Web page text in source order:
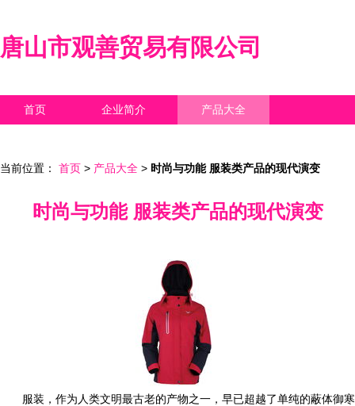
唐山市观善贸易有限公司
首页 企业简介 产品大全
当前位置： 首页 > 产品大全 > 时尚与功能 服装类产品的现代演变
时尚与功能 服装类产品的现代演变
服装，作为人类文明最古老的产物之一，早已超越了单纯的蔽体御寒